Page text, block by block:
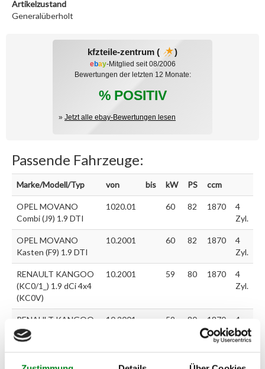
Artikelzustand
Generalüberholt
kfzteile-zentrum ( )
ebay-Mitglied seit 08/2006
Bewertungen der letzten 12 Monate:
% POSITIV
» Jetzt alle ebay-Bewertungen lesen
Passende Fahrzeuge:
Marke/Modell/Typ von bis kW PS ccm
OPEL MOVANO
Combi (J9) 1.9 DTI
1020.01 60 82 1870
4
Zyl.
OPEL MOVANO
Kasten (F9) 1.9 DTI
10.2001 60 82 1870
4
Zyl.
RENAULT KANGOO
(KC0/1_) 1.9 dCi 4x4
(KC0V)
10.2001 59 80 1870
4
Zyl.
RENAULT KANGOO
Rapid (FC0/1_) 1.9
dCi 4x4 (FC0V)
10.2001 59 80 1870
4
Zyl.
RENAULT KANGOO 02.00' 80 1870 4